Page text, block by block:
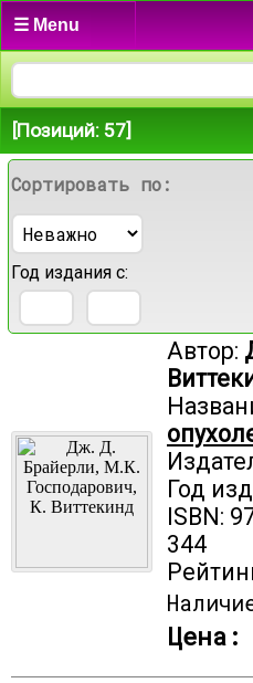
☰ Menu
[Позиций: 57]
Сортировать по:
Год издания с:
Автор:
Год
ISBN:
344
Цена: